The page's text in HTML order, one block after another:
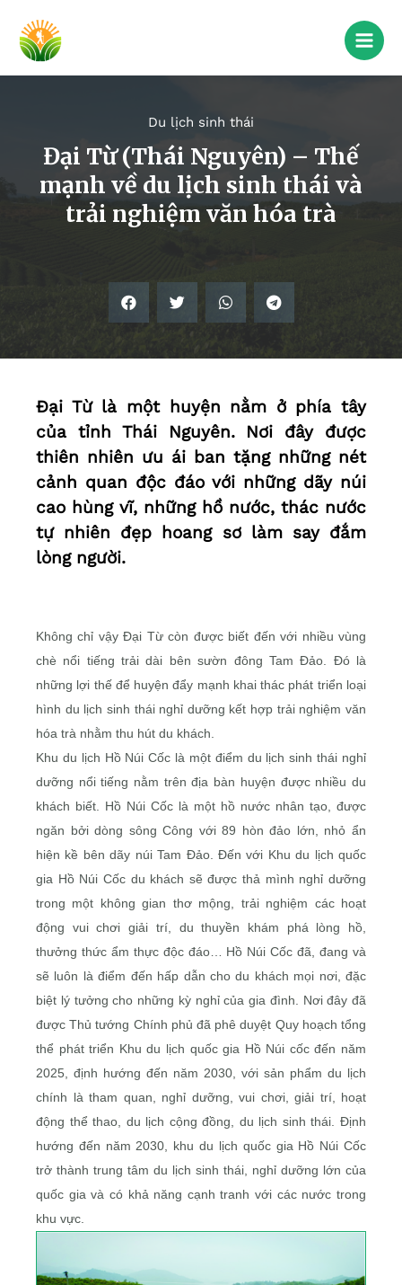
Du lịch sinh thái
Đại Từ (Thái Nguyên) – Thế
mạnh về du lịch sinh thái và
trải nghiệm văn hóa trà
Đại Từ là một huyện nằm ở phía tây
của tỉnh Thái Nguyên. Nơi đây được
thiên nhiên ưu ái ban tặng những nét
cảnh quan độc đáo với những dãy núi
cao hùng vĩ, những hồ nước, thác nước
tự nhiên đẹp hoang sơ làm say đắm
lòng người.
Không chỉ vậy Đại Từ còn được biết đến với nhiều vùng
chè nổi tiếng trải dài bên sườn đông Tam Đảo. Đó là
những lợi thế để huyện đẩy mạnh khai thác phát triển loại
hình du lịch sinh thái nghỉ dưỡng kết hợp trải nghiệm văn
hóa trà nhằm thu hút du khách.
Khu du lịch Hồ Núi Cốc là một điểm du lịch sinh thái nghỉ
dưỡng nổi tiếng nằm trên địa bàn huyện được nhiều du
khách biết. Hồ Núi Cốc là một hồ nước nhân tạo, được
ngăn bởi dòng sông Công với 89 hòn đảo lớn, nhỏ ẩn
hiện kề bên dãy núi Tam Đảo. Đến với Khu du lịch quốc
gia Hồ Núi Cốc du khách sẽ được thả mình nghỉ dưỡng
trong một không gian thơ mộng, trải nghiệm các hoạt
động vui chơi giải trí, du thuyền khám phá lòng hồ,
thưởng thức ẩm thực độc đáo… Hồ Núi Cốc đã, đang và
sẽ luôn là điểm đến hấp dẫn cho du khách mọi nơi, đặc
biệt lý tưởng cho những kỳ nghỉ của gia đình. Nơi đây đã
được Thủ tướng Chính phủ đã phê duyệt Quy hoạch tổng
thể phát triển Khu du lịch quốc gia Hồ Núi cốc đến năm
2025, định hướng đến năm 2030, với sản phẩm du lịch
chính là tham quan, nghỉ dưỡng, vui chơi, giải trí, hoạt
động thể thao, du lịch cộng đồng, du lịch sinh thái. Định
hướng đến năm 2030, khu du lịch quốc gia Hồ Núi Cốc
trở thành trung tâm du lịch sinh thái, nghỉ dưỡng lớn của
quốc gia và có khả năng cạnh tranh với các nước trong
khu vực.